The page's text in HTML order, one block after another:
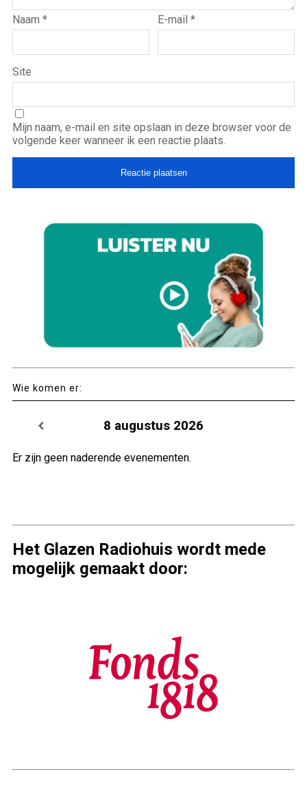
Naam * E-mail*
Site
Mijn naam, e-mail en site opslaan in deze browser voor de
volgende keer wanneer ik een reactie plaats.
Wie komen er:
8 augustus 2026
Er zijn geen naderende evenementen.
Het Glazen Radiohuis wordt mede
mogelijk gemaakt door: